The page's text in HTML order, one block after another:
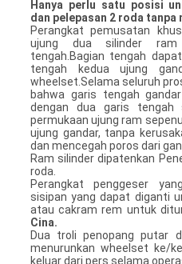
Hanya perlu satu posisi
dan pelepasan 2 roda tanpa
Perangkat pemusatan
ujung dua silinder ram
tengah.Bagian tengah
tengah kedua ujung
wheelset.Selama seluruh
bahwa garis tengah
dengan dua garis tengah
permukaan ujung ram
ujung gandar, tanpa
dan mencegah poros dari
Ram silinder dipatenkan
roda.
Perangkat penggeser
sisipan yang dapat diganti
atau cakram rem untuk
Cina.
Dua troli penopang putar
menurunkan wheelset ke/
keluar dari pers selama